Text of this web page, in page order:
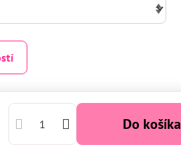
Do košíka